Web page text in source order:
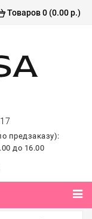
Товаров 0 (0.00 р.)
предзаказу):
до 16.00